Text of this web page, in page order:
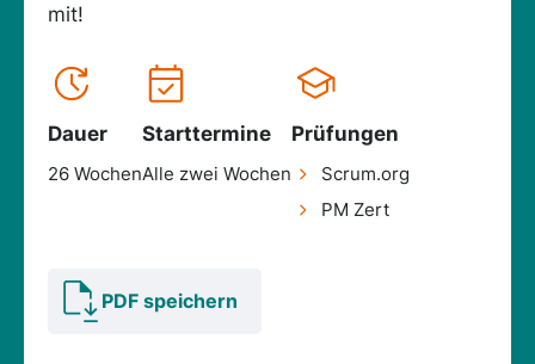
mit!
Dauer
26 Wochen
Starttermine
Alle zwei Wochen
Prüfungen
Scrum.org
PM Zert
PDF speichern